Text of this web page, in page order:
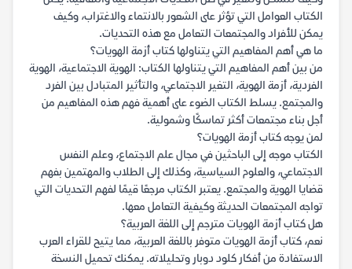
الكتاب العوامل التي تؤثر على الشعور بالانتماء والاغتراب، وكيف
يمكن للأفراد والمجتمعات التعامل مع هذه التحديات.
ما هي أهم المفاهيم التي يتناولها كتاب أزمة الهويات؟
من بين أهم المفاهيم التي يتناولها الكتاب: الهوية الاجتماعية، الهوية
الفردية، أزمة الهوية، التغير الاجتماعي، والتأثير المتبادل بين الفرد
والمجتمع. يسلط الكتاب الضوء على أهمية فهم هذه المفاهيم من
أجل بناء مجتمعات أكثر تماسكًا وشمولية.
لمن يوجه كتاب أزمة الهويات؟
الكتاب موجه إلى الباحثين في مجال علم الاجتماع، وعلم النفس
الاجتماعي، والعلوم السياسية، وكذلك إلى الطلاب والمهتمين بفهم
قضايا الهوية والمجتمع. يعتبر الكتاب مرجعًا قيمًا لفهم التحديات التي
تواجه المجتمعات الحديثة وكيفية التعامل معها.
هل كتاب أزمة الهويات مترجم إلى اللغة العربية؟
نعم، كتاب أزمة الهويات متوفر باللغة العربية، مما يتيح للقراء العرب
الاستفادة من أفكار كلود دوبار وتحليلاته. يمكنك تحميل النسخة